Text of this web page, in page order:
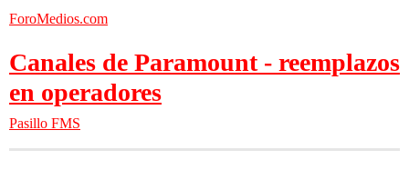
ForoMedios.com
Canales de Paramount - reemplazos
en operadores
Pasillo FMS